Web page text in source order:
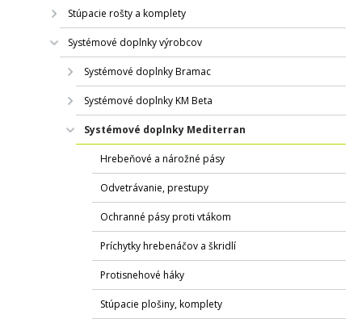
Stúpacie rošty a komplety
Systémové doplnky výrobcov
Systémové doplnky Bramac
Systémové doplnky KM Beta
Systémové doplnky Mediterran
Hrebeňové a nárožné pásy
Odvetrávanie, prestupy
Ochranné pásy proti vtákom
Príchytky hrebenáčov a škridlí
Protisnehové háky
Stúpacie plošiny, komplety